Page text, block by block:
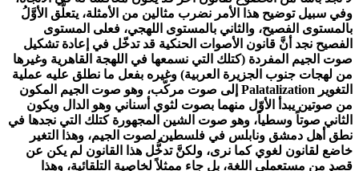
وفي سبيل توضيح هذا الأمر نضرب مثالين من الأمثلة، يتعلَّق الأوَّلُ
بالمستوى الفصيح، والثاني بالمستوى اللهجي، فعلى المستوى
الفصيح نجد أنَّ قانون الأصوات الحنكية قد تدخّل في إعادة تشكيل
صوت الجيم المفردة (كتلك التي نسمعها في اللهجة القاهرية وغيرها
من لهجات جنوب الجزيرة العربية) وغيره بفعل ما نطلق عليه عملية
التغوير Palatalization إلى صوت مركّب، وهو صوت الجيم المكون
من صوتين يبدأ الأوّل منهما بصوت لثوي أسناني وهو الدال ويكون
الثاني صوتاً وسطياً، وهو صوت الشين المجهورة كتلك التي نجدها في
نطق أهل دمشق ونابلس في فلسطين لصوت الجيم، وهذا التغير
خاضع لقانون لغوي كما نرى، ولكنَّ تدخُّل هذا القانون لم يكن عن
قصد من مستعملي اللغة، بل جاء ممثلاً لخاصية التلقائية، وهذا